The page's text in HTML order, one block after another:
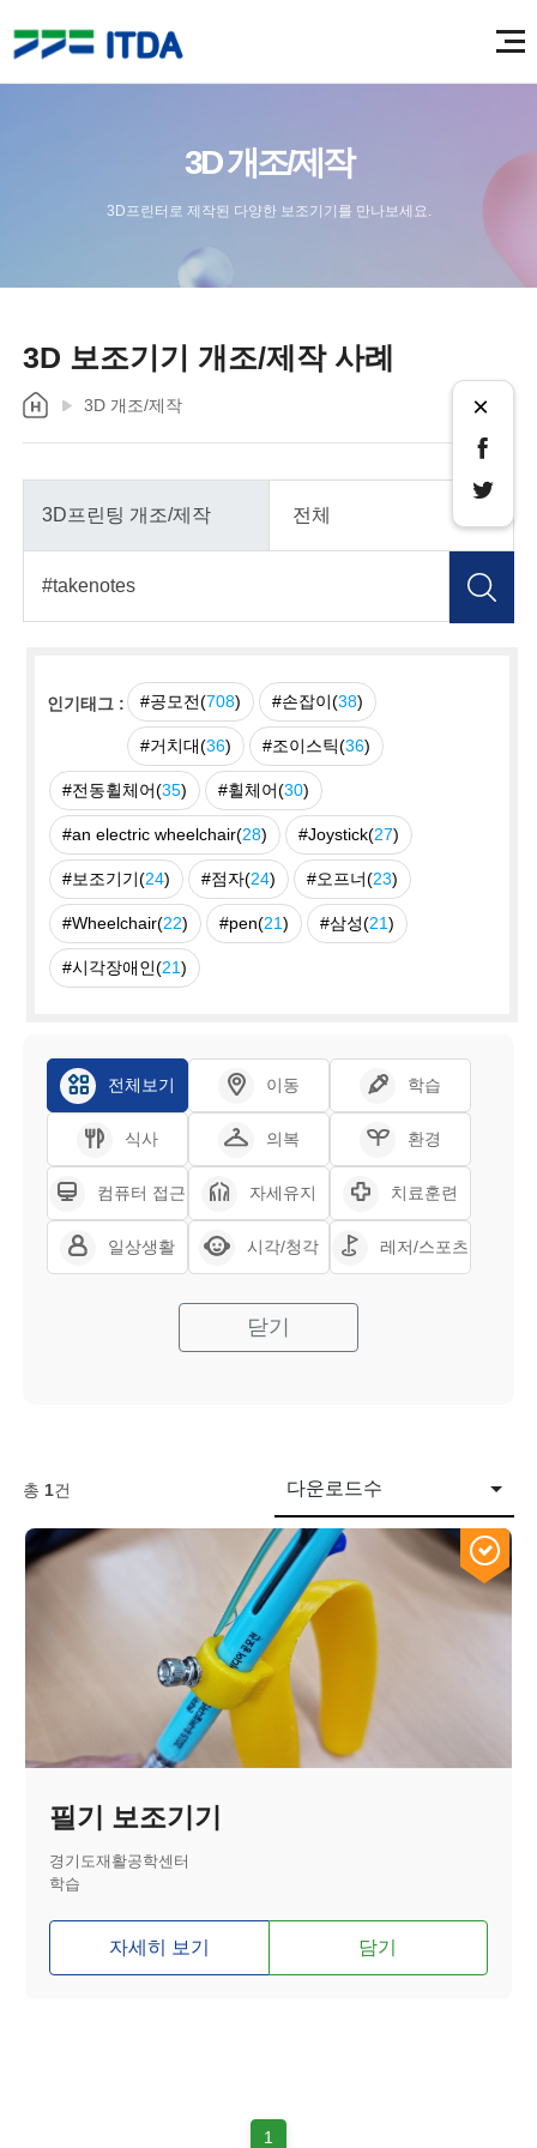
3D 개조/제작
3D프린터로 제작된 다양한 보조기기를 만나보세요.
3D 보조기기 개조/제작 사례
3D 개조/제작 ×
인기태그 : #공모전(708) #손잡이(38)
#거치대(36) #조이스틱(36)
#전동휠체어(35) #휠체어(30)
#an electric wheelchair(28) #Joystick(27)
#보조기기(24) #점자(24) #오프너(23)
#Wheelchair(22) #pen(21) #삼성(21)
#시각장애인(21)
전체보기 이동 학습
식사 의복 환경
컴퓨터 접근 자세유지 치료훈련
일상생활 시각/청각 레저/스포츠
닫기
총 1건 다운로드수
필기 보조기기
경기도재활공학센터
학습
자세히 보기 담기
1